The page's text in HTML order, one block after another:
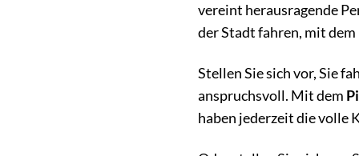
vereint herausragende
der Stadt fahren, mit dem
Stellen Sie sich vor, Sie
anspruchsvoll. Mit dem
haben jederzeit die volle